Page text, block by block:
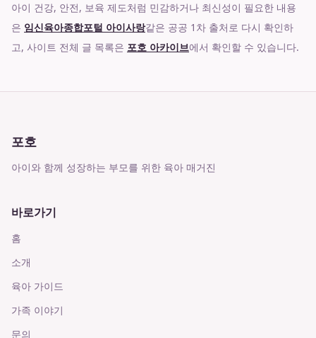
아이 건강, 안전, 보육 제도처럼 민감하거나 최신성이 필요한 내용
은 임신육아종합포털 아이사랑같은 공공 1차 출처로 다시 확인하
고, 사이트 전체 글 목록은 포호 아카이브에서 확인할 수 있습니다.
포호
아이와 함께 성장하는 부모를 위한 육아 매거진
바로가기
홈
소개
육아 가이드
가족 이야기
문의